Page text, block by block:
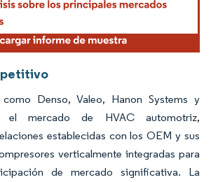
Denso, Valeo, Hanon Systems y
el mercado de HVAC automotriz,
establecidas con los OEM y sus
verticalmente integradas para
de mercado significativa. La